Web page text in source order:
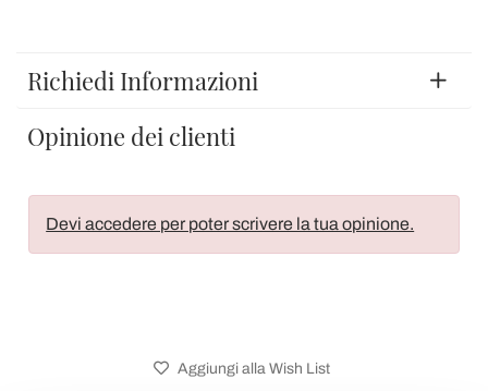
Richiedi Informazioni
Opinione dei clienti
Devi accedere per poter scrivere la tua opinione.
Aggiungi alla Wish List